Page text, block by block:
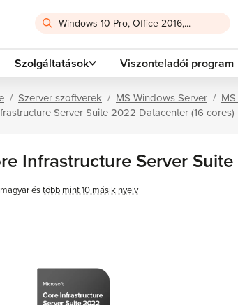
Szolgáltatások Viszonteladói program
Szerver szoftverek MS Windows Server
Server Suite 2022 Datacenter (16 cores)
Infrastructure Server
magyar éstöbb mint 10 másik nyelv